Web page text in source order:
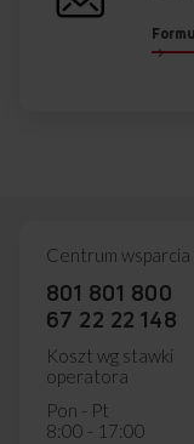
Centrum wsparcia
801 801 800
67 22 22 148
Koszt wg stawki
operatora
Pon - Pt
8:00 - 17:00